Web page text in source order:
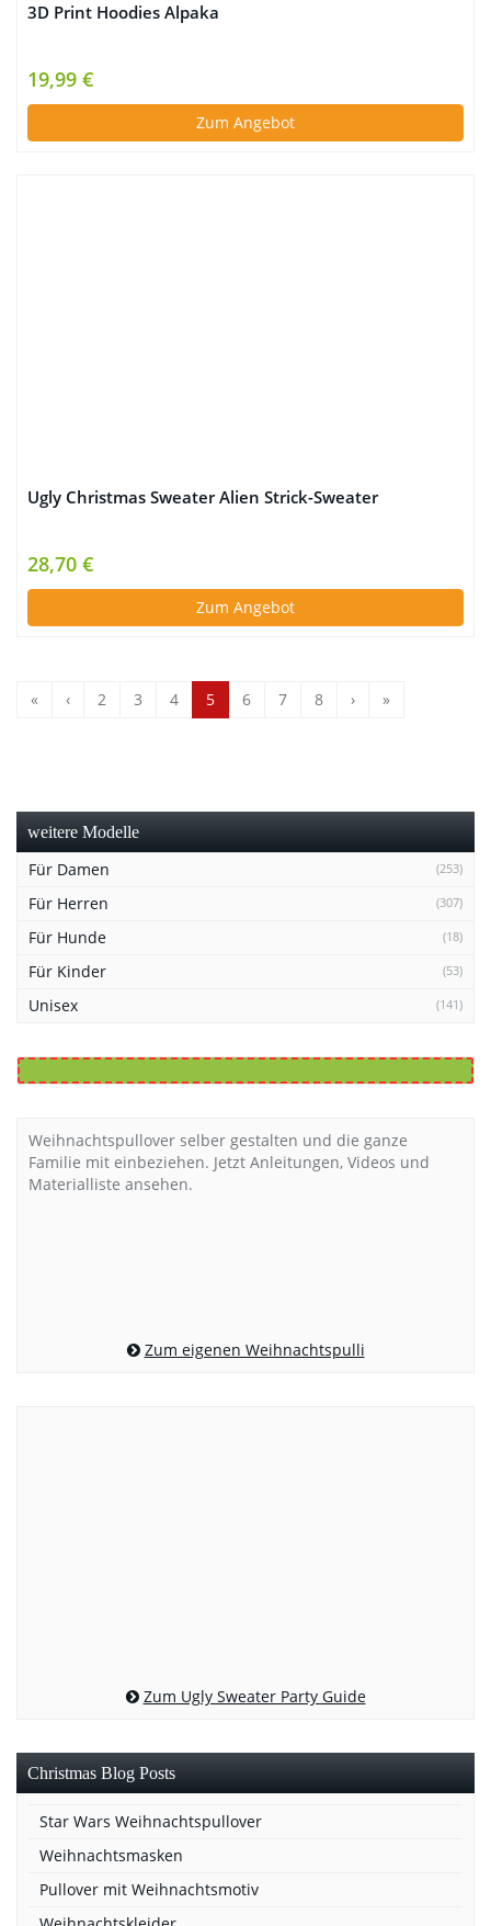
3D Print Hoodies Alpaka
19,99 €
Zum Angebot
Ugly Christmas Sweater Alien Strick-Sweater
28,70 €
Zum Angebot
« ‹ 2 3 4 5 6 7 8 › »
weitere Modelle
Für Damen (253)
Für Herren (307)
Für Hunde (18)
Für Kinder (53)
Unisex (141)
Weihnachtspullover selber gestalten und die ganze
Familie mit einbeziehen. Jetzt Anleitungen, Videos und
Materialliste ansehen.
Zum eigenen Weihnachtspulli
Zum Ugly Sweater Party Guide
Christmas Blog Posts
Star Wars Weihnachtspullover
Weihnachtsmasken
Pullover mit Weihnachtsmotiv